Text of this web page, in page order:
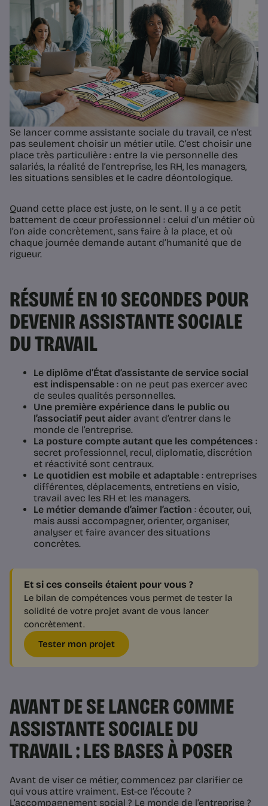
Se lancer comme assistante sociale du travail, ce n’est
pas seulement choisir un métier utile. C’est choisir une
place très particulière : entre la vie personnelle des
salariés, la réalité de l’entreprise, les RH, les managers,
les situations sensibles et le cadre déontologique.
Quand cette place est juste, on le sent. Il y a ce petit
battement de cœur professionnel : celui d’un métier où
l’on aide concrètement, sans faire à la place, et où
chaque journée demande autant d’humanité que de
rigueur.
RÉSUMÉ EN 10 SECONDES POUR
DEVENIR ASSISTANTE SOCIALE
DU TRAVAIL
Le diplôme d’État d’assistante de service social
est indispensable : on ne peut pas exercer avec
de seules qualités personnelles.
Une première expérience dans le public ou
l’associatif peut aider avant d’entrer dans le
monde de l’entreprise.
La posture compte autant que les compétences :
secret professionnel, recul, diplomatie, discrétion
et réactivité sont centraux.
Le quotidien est mobile et adaptable : entreprises
différentes, déplacements, entretiens en visio,
travail avec les RH et les managers.
Le métier demande d’aimer l’action : écouter, oui,
mais aussi accompagner, orienter, organiser,
analyser et faire avancer des situations
concrètes.
Et si ces conseils étaient pour vous ?
Le bilan de compétences vous permet de tester la
solidité de votre projet avant de vous lancer
concrètement.
Tester mon projet
AVANT DE SE LANCER COMME
ASSISTANTE SOCIALE DU
TRAVAIL : LES BASES À POSER
Avant de viser ce métier, commencez par clarifier ce
qui vous attire vraiment. Est-ce l’écoute ?
L’accompagnement social ? Le monde de l’entreprise ?